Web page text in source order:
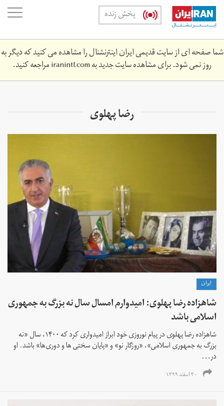
Skip
main
content
پخش زنده
شما صفحه ای از سایت قدیمی ایران اینترنشنال را مشاهده می کنید که دیگر به
روز نمی شود. برای مشاهده سایت جدید بهiranintl.comمراجعه کنید.
رضا پهلوی
ايران
شاهزاده رضا پهلوی: امیدوارم امسال سال نه بزرگ به جمهوری
اسلامی باشد
شاهزاده رضا پهلوی در پیام نوروزی خود ابراز امیدواری کرد که ۱۴۰۰، سال «نه
بزرگ به جمهوری اسلامی»، «روزگار نو» و «پایان سختی ها و دوری‌ها» باشد. او
در...
۳۰ اسفند ۱۳۹۹